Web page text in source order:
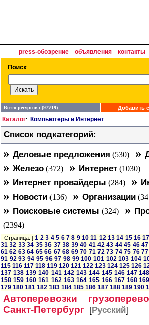
press-обозрение объявления контакты
Всего ресурсов : (97719) Добавить
Каталог: Компьютеры и Интернет
Список подкатегорий:
» Деловые предложения (530) »
» Железо (372) » Интернет (1030)
» Интернет провайдеры (284) »
» Новости (136) » Организации
» Поисковые системы (324) »
(2394)
Страница: [1 2 3 4 5 6 7 8 9 10 11 12 13 14 15 16
31 32 33 34 35 36 37 38 39 40 41 42 43 44 45 46 47
61 62 63 64 65 66 67 68 69 70 71 72 73 74 75 76 77
91 92 93 94 95 96 97 98 99 100 101 102 103 104
115 116 117 118 119 120 121 122 123 124 125 126
137 138 139 140 141 142 143 144 145 146 147
158 159 160 161 162 163 164 165 166 167 168
179 180 181 182 183 184 185 186 187 188 189 190
Автоперевозки
Санкт-Петербург [Русский]